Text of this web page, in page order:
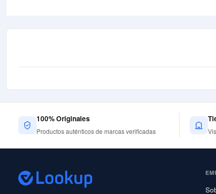
100% Originales
Productos auténticos de marcas verificadas